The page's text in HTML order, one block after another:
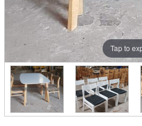
Tap to